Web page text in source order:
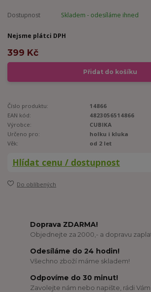
Dostupnost Skladem - odesíláme ihned
Nejsme plátci DPH
399 Kč
Přidat do košíku
Číslo produktu:
14866
EAN kód:
4823056514866
Výrobce:
CUBIKA
Určeno pro:
holku i kluka
Věk:
od 2 let
Hlídat cenu / dostupnost
Do oblíbených
Doprava ZDARMA!
Objednejte za 2000,- a dopravu
Odesíláme do 24 hodin!
Všechno zboží máme skladem!
Odpovíme do 30 minut!
Zavolejte nám nebo napište, rádi